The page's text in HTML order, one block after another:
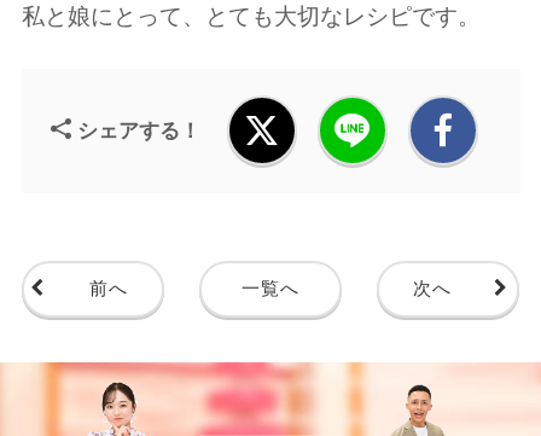
私と娘にとって、とても大切なレシピです。
シェアする！
前へ 一覧へ 次へ